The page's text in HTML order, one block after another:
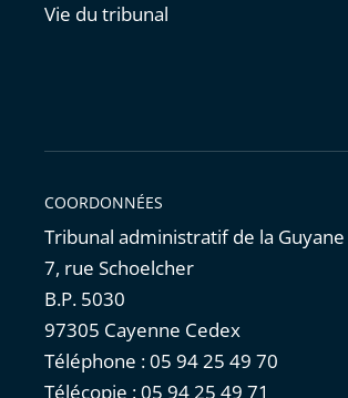
Vie du tribunal
COORDONNÉES
Tribunal administratif de la Guyane
7, rue Schoelcher
B.P. 5030
97305 Cayenne Cedex
Téléphone : 05 94 25 49 70
Télécopie : 05 94 25 49 71